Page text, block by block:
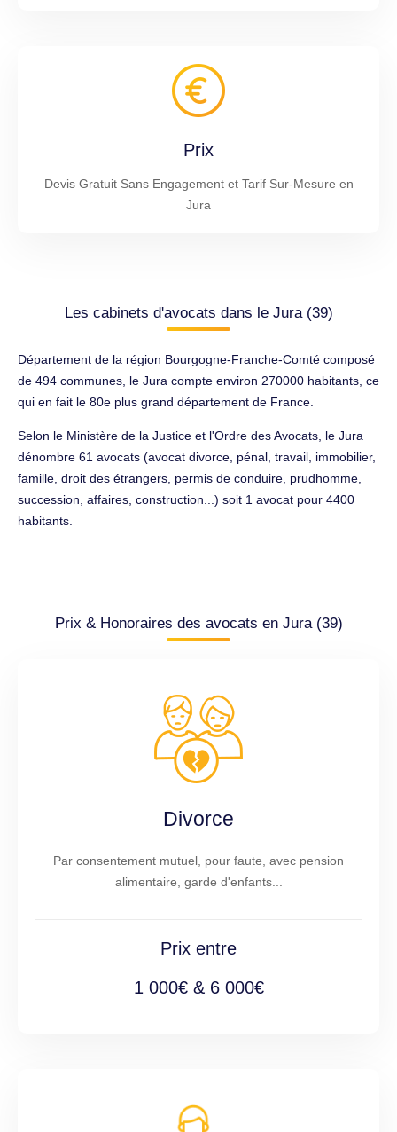
Prix
Devis Gratuit Sans Engagement et Tarif Sur-Mesure en
Jura
Les cabinets d'avocats dans le Jura (39)
Département de la région Bourgogne-Franche-Comté composé
de 494 communes, le Jura compte environ 270000 habitants, ce
qui en fait le 80e plus grand département de France.
Selon le Ministère de la Justice et l'Ordre des Avocats, le Jura
dénombre 61 avocats (avocat divorce, pénal, travail, immobilier,
famille, droit des étrangers, permis de conduire, prudhomme,
succession, affaires, construction...) soit 1 avocat pour 4400
habitants.
Prix & Honoraires des avocats en Jura (39)
Divorce
Par consentement mutuel, pour faute, avec pension
alimentaire, garde d'enfants...
Prix entre
1 000€ & 6 000€